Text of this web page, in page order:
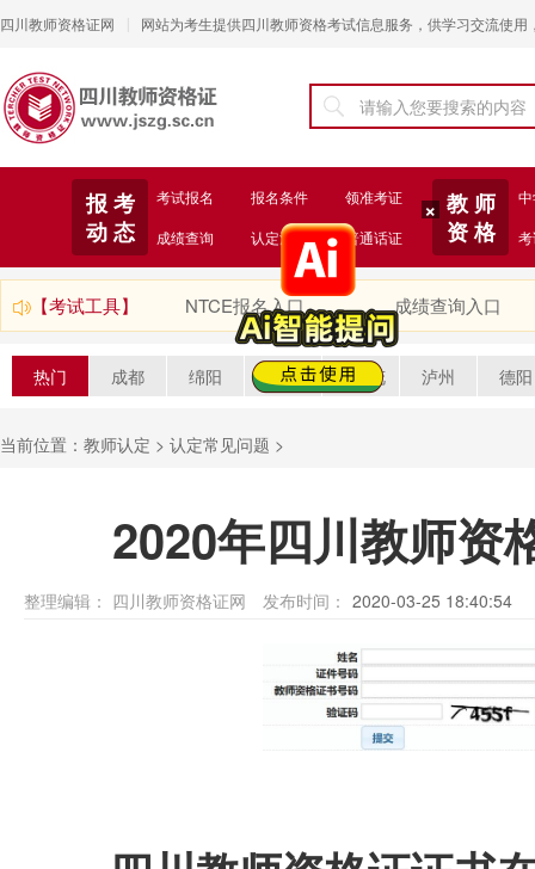
四川教师资格证网 网站为考生提供四川教师资格考试信息服务，供学习交流使
报 考
动 态
考试报名 报名条件
领准考证
成绩查询
认定注册 普通话证
教 师
资 格
【考试工具】 NTCE报名入口 成绩查询入口
热门 成都 绵阳 自贡 攀枝花 泸州 德阳
当前位置： 教师认定 > 认定常见问题 >
2020年四川教师资
整理编辑： 四川教师资格证网 发布时间： 2020-03-25 18:40:54
×